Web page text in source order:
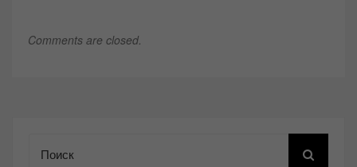
Comments are closed.